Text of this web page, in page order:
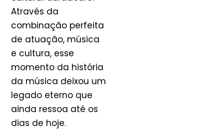
Através da
combinação perfeita
de atuação, música
e cultura, esse
momento da história
da música deixou um
legado eterno que
ainda ressoa até os
dias de hoje.